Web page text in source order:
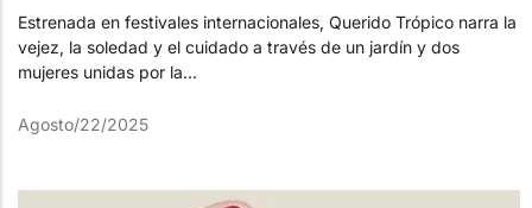
Estrenada en festivales internacionales, Querido Trópico narra la
vejez, la soledad y el cuidado a través de un jardín y dos
mujeres unidas por la...
Agosto/22/2025